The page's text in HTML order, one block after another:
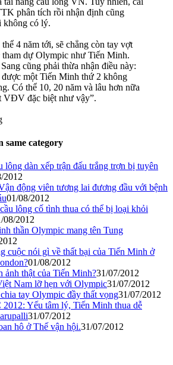
phân tích rồi nhận định cũng
không có lý.
4 năm tới, sẽ chẳng còn tay vợt
tham dự Olympic như Tiến Minh.
cũng phải thừa nhận điều này:
một Tiến Minh thứ 2 không
Có thể 10, 20 năm và lâu hơn nữa
VĐV đặc biệt như vậy”.
same category
dàn xếp trận đấu trắng trợn bị tuyên
2012
động viên tương lai đương đầu với bệnh
01/08/2012
lông cố tình thua có thể bị loại khỏi
08/2012
thần Olympic mang tên Tung
cuộc nói gì về thất bại của Tiến Minh ở
01/08/2012
ảnh thật của Tiến Minh?31/07/2012
Nam lỡ hẹn với Olympic31/07/2012
tay Olympic đầy thất vọng31/07/2012
Yếu tâm lý, Tiến Minh thua dễ
31/07/2012
hô ở Thế vận hội.31/07/2012